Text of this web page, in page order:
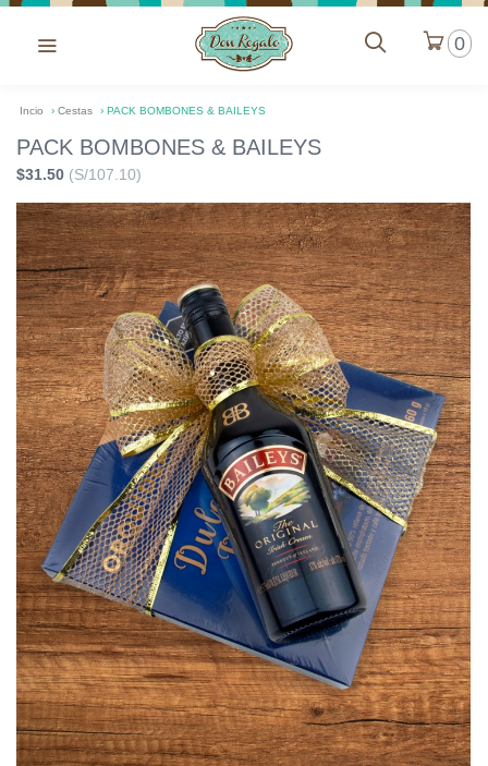
0
Incio › Cestas › PACK BOMBONES & BAILEYS
PACK BOMBONES & BAILEYS
$31.50 (S/107.10)